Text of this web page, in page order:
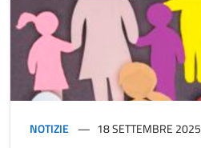
NOTIZIE 18 SETTEMBRE 2025